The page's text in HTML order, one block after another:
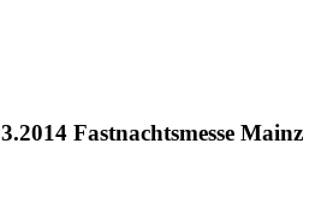
Fastnachtsmesse Mainz